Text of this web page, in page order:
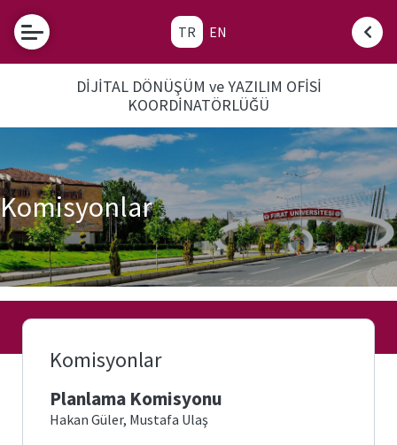
TR EN
E-
Etkinlikler
Şifre
Oluşturma
Robotu
Öğrenci
Otomosyonu
Üniversite
Fırat
DİJİTAL DÖNÜŞÜM ve YAZILIM OFİSİ
KOORDİNATÖRLÜĞÜ
Komisyonlar
Komisyonlar
Planlama Komisyonu
Hakan Güler, Mustafa Ulaş